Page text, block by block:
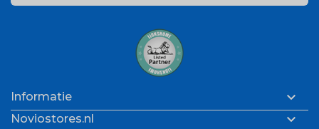
Informatie 
Noviostores.nl 